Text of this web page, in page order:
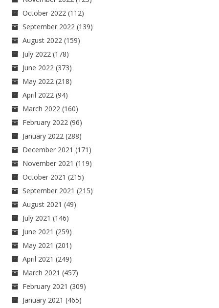
October 2022 (112)
September 2022 (139)
August 2022 (159)
July 2022 (178)
June 2022 (373)
May 2022 (218)
April 2022 (94)
March 2022 (160)
February 2022 (96)
January 2022 (288)
December 2021 (171)
November 2021 (119)
October 2021 (215)
September 2021 (215)
August 2021 (49)
July 2021 (146)
June 2021 (259)
May 2021 (201)
April 2021 (249)
March 2021 (457)
February 2021 (309)
January 2021 (465)